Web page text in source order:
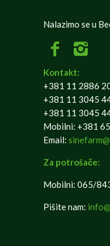
Nalazimo se u
Kontakt:
+381 11 2886
+381 11 3045
+381 11 3045
Mobilni: +381
Email:
Za potrošače:
Mobilni: 065/
Pišite nam: